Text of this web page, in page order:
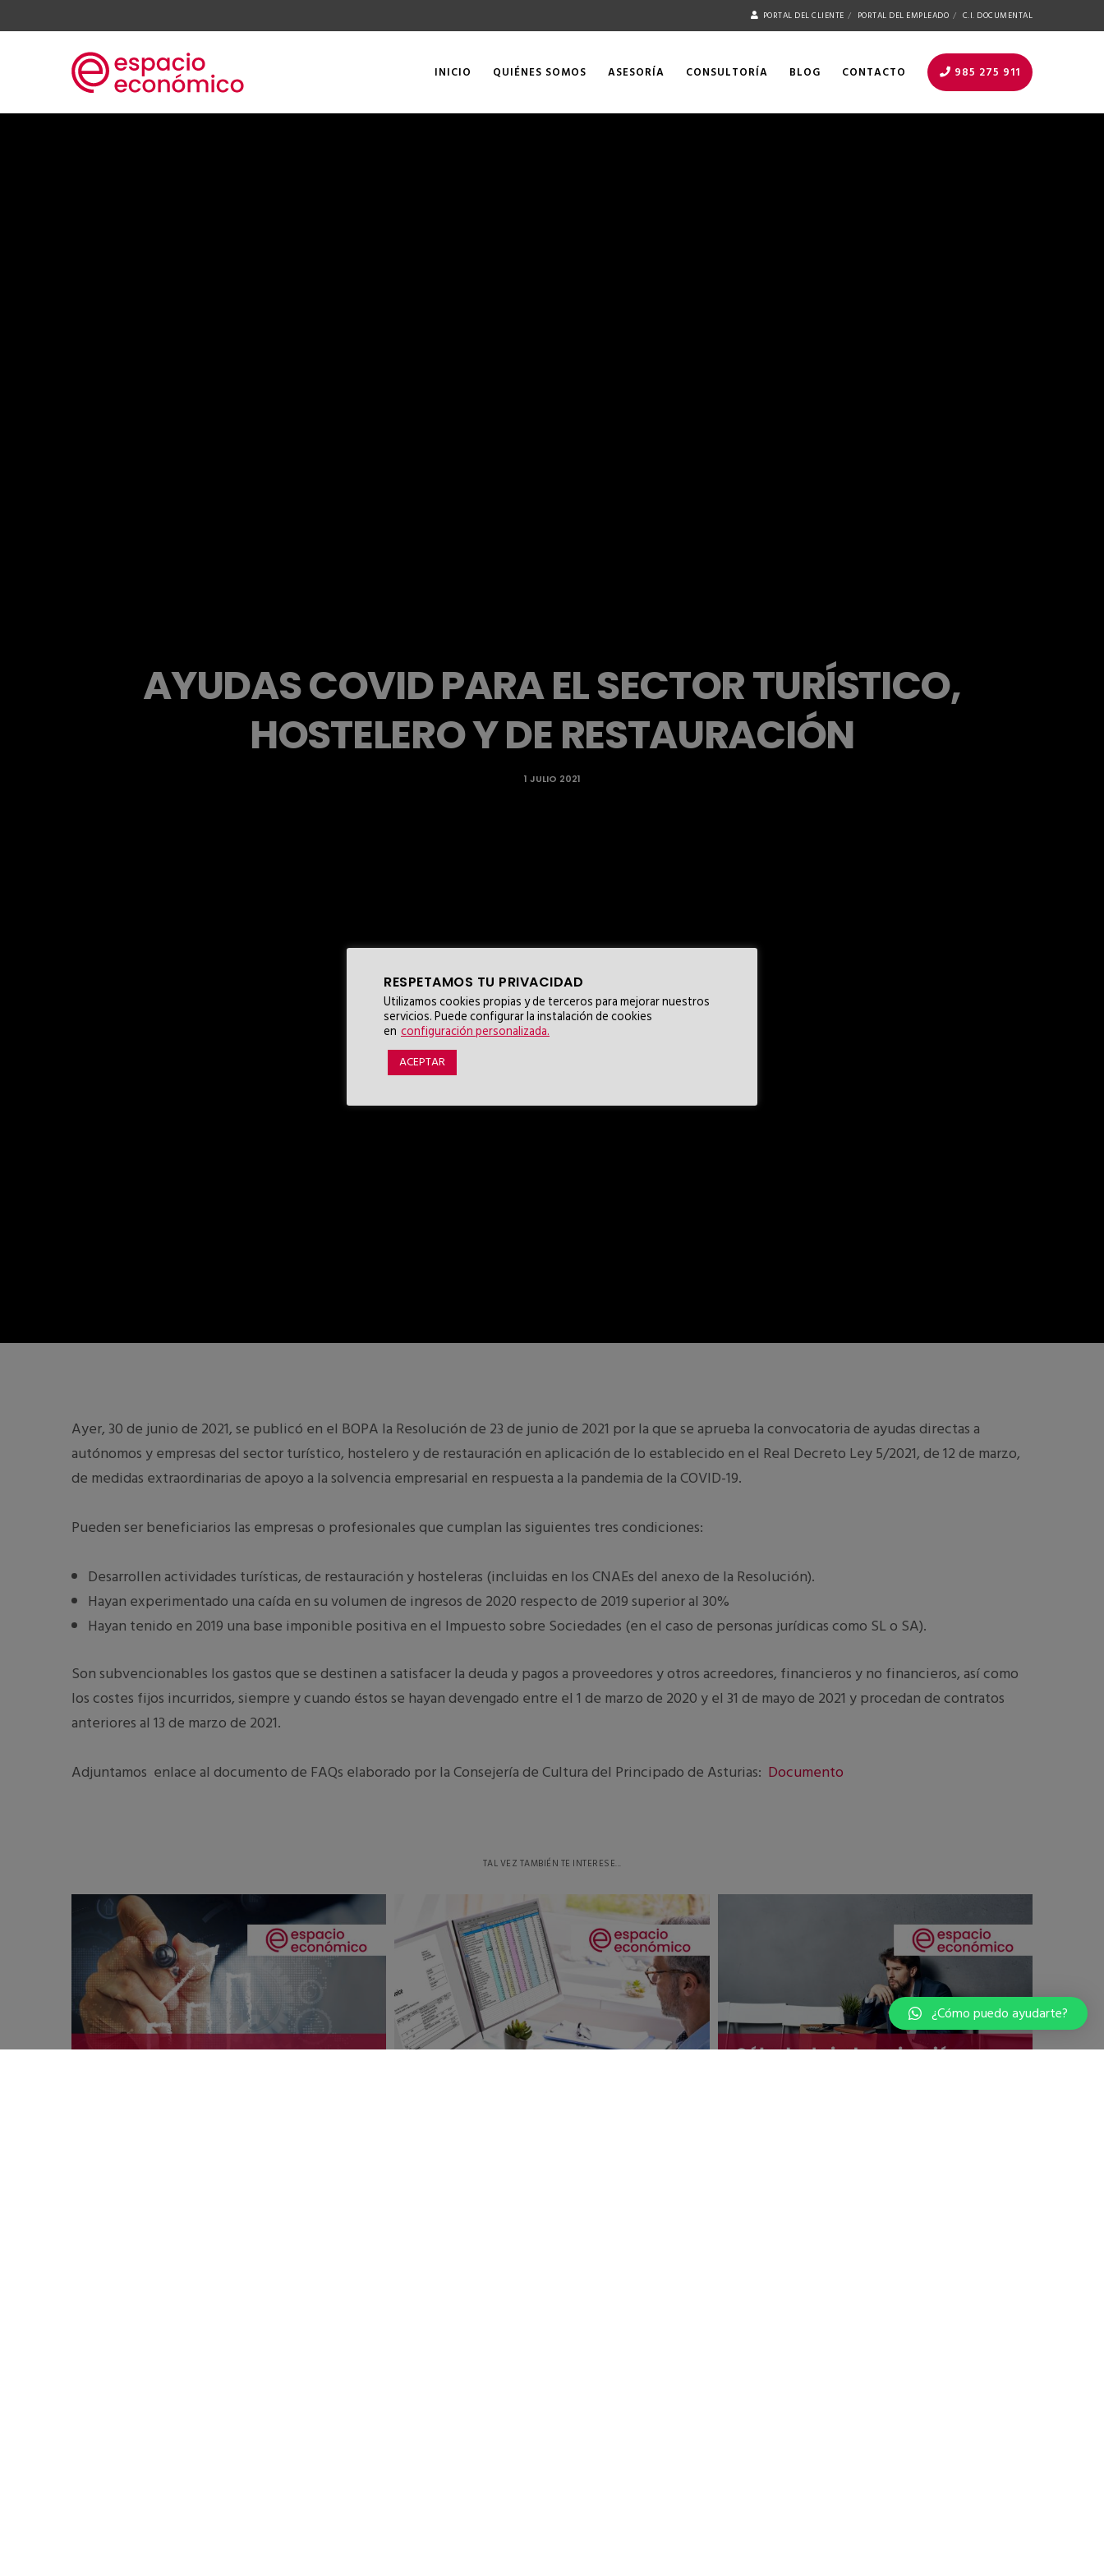
PORTAL DEL CLIENTE PORTAL DEL EMPLEADO C.I. DOCUMENTAL
INICIO QUIÉNES SOMOS ASESORÍA CONSULTORÍA BLOG CONTACTO 985 275 911
AYUDAS COVID PARA EL SECTOR TURÍSTICO,
HOSTELERO Y DE RESTAURACIÓN
1 JULIO 2021
Ayer, 30 de junio de 2021, se publicó en el BOPA la Resolución de 23 de junio de 2021 por la que se aprueba la convocatoria de ayudas directas a
autónomos y empresas del sector turístico, hostelero y de restauración en aplicación de lo establecido en el Real Decreto Ley 5/2021, de 12 de marzo,
de medidas extraordinarias de apoyo a la solvencia empresarial en respuesta a la pandemia de la COVID-19.
Pueden ser beneficiarios las empresas o profesionales que cumplan las siguientes tres condiciones:
Desarrollen actividades turísticas, de restauración y hosteleras (incluidas en los CNAEs del anexo de la Resolución).
Hayan experimentado una caída en su volumen de ingresos de 2020 respecto de 2019 superior al 30%
Hayan tenido en 2019 una base imponible positiva en el Impuesto sobre Sociedades (en el caso de personas jurídicas como SL o SA).
Son subvencionables los gastos que se destinen a satisfacer la deuda y pagos a proveedores y otros acreedores, financieros y no financieros, así como
los costes fijos incurridos, siempre y cuando éstos se hayan devengado entre el 1 de marzo de 2020 y el 31 de mayo de 2021 y procedan de contratos
anteriores al 13 de marzo de 2021.
Adjuntamos enlace al documento de FAQs elaborado por la Consejería de Cultura del Principado de Asturias: Documento
TAL VEZ TAMBIÉN TE INTERESE...
RESPETAMOS TU PRIVACIDAD
Utilizamos cookies propias y de terceros para mejorar nuestros
servicios. Puede configurar la instalación de cookies
en configuración personalizada.
ACEPTAR
¿Cómo puedo ayudarte?